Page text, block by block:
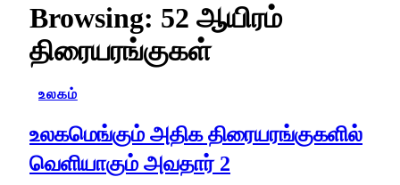
Browsing: 52 ஆயிரம்
திரையரங்குகள்
உலகம்
உலகமெங்கும் அதிக திரையரங்குகளில்
வெளியாகும் அவதார் 2